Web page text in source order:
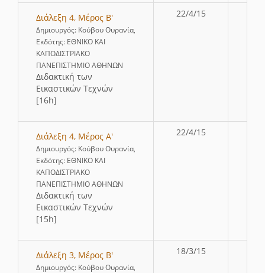
Διάλεξη 4, Μέρος Β'
Δημιουργός: Κούβου Ουρανία,
Εκδότης: ΕΘΝΙΚΟ ΚΑΙ
ΚΑΠΟΔΙΣΤΡΙΑΚΟ
ΠΑΝΕΠΙΣΤΗΜΙΟ ΑΘΗΝΩΝ
∆ιδακτική των
Εικαστικών Τεχνών
[16h]
22/4/15
Διάλεξη 4, Μέρος Α'
Δημιουργός: Κούβου Ουρανία,
Εκδότης: ΕΘΝΙΚΟ ΚΑΙ
ΚΑΠΟΔΙΣΤΡΙΑΚΟ
ΠΑΝΕΠΙΣΤΗΜΙΟ ΑΘΗΝΩΝ
∆ιδακτική των
Εικαστικών Τεχνών
[15h]
22/4/15
Διάλεξη 3, Μέρος Β'
Δημιουργός: Κούβου Ουρανία,
18/3/15